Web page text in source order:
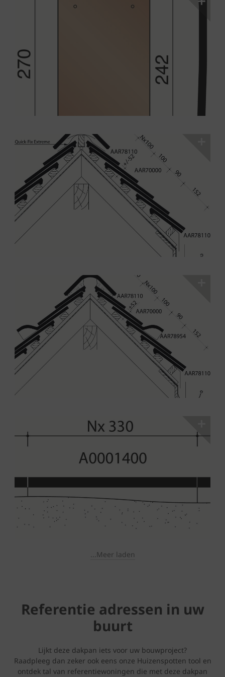
...Meer laden
Referentie adressen in uw
buurt
Lijkt deze dakpan iets voor uw bouwproject?
Raadpleeg dan zeker ook eens onze Huizenspotten tool en
ontdek tal van referentiewoningen die met deze dakpan